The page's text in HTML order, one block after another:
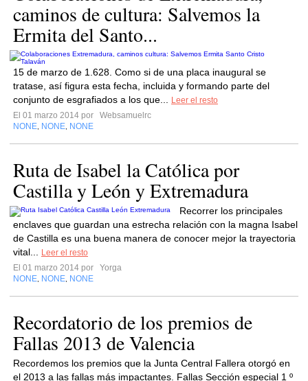
caminos de cultura: Salvemos la
Ermita del Santo...
15 de marzo de 1.628. Como si de una placa inaugural se
tratase, así figura esta fecha, incluida y formando parte del
conjunto de esgrafiados a los que...
Leer el resto
El 01 marzo 2014 por
Websamuelrc
NONE NONE NONE
Ruta de Isabel la Católica por
Castilla y León y Extremadura
Recorrer los principales
enclaves que guardan una estrecha relación con la magna Isabel
de Castilla es una buena manera de conocer mejor la trayectoria
vital...
Leer el resto
El 01 marzo 2014 por
Yorga
NONE NONE NONE
Recordatorio de los premios de
Fallas 2013 de Valencia
Recordemos los premios que la Junta Central Fallera otorgó en
el 2013 a las fallas más impactantes. Fallas Sección especial 1 º